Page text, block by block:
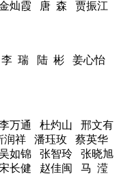
灿霞 唐 森 贾振江
瑞 陆 彬 姜心怡
万通 杜灼山 邢文有
祥 潘珏玫 蔡英华
如锦 张智玲 张晓旭
长健 赵佳闽 马 滢